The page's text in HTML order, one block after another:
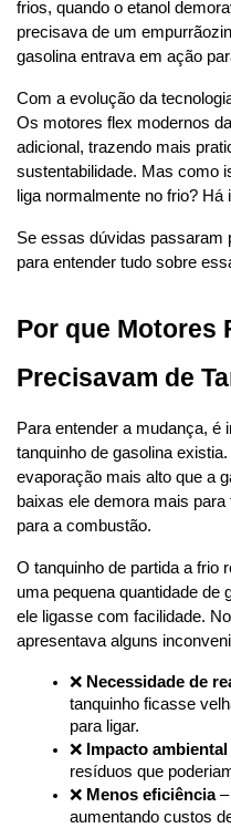
frios, quando o etanol
precisava de um
gasolina entrava em ação
Com a evolução da
Os motores flex modernos
adicional, trazendo mais
sustentabilidade. Mas como
liga normalmente no frio?
Se essas dúvidas passaram
para entender tudo sobre
Por que Motores
Precisavam de
Para entender a mudança, é
tanquinho de gasolina
evaporação mais alto que a
baixas ele demora mais
para a combustão.
O tanquinho de partida a frio
uma pequena quantidade de
ele ligasse com facilidade.
apresentava alguns
❌ Necessidade de
tanquinho ficasse
para ligar.
❌ Impacto ambiental
resíduos que
❌ Menos eficiência –
aumentando custos